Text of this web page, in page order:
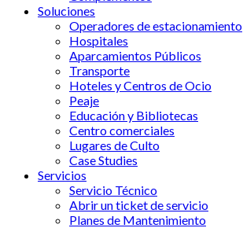
Soluciones
Operadores de estacionamiento
Hospitales
Aparcamientos Públicos
Transporte
Hoteles y Centros de Ocio
Peaje
Educación y Bibliotecas
Centro comerciales
Lugares de Culto
Case Studies
Servicios
Servicio Técnico
Abrir un ticket de servicio
Planes de Mantenimiento